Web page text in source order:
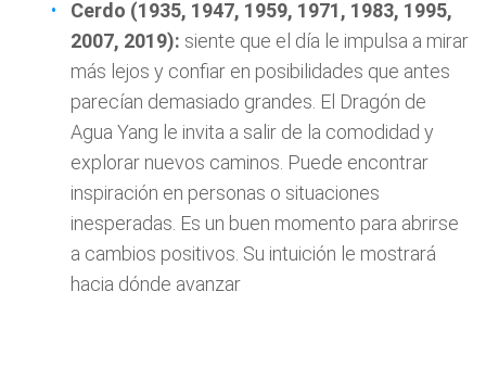
Cerdo (1935, 1947, 1959, 1971, 1983, 1995,
2007, 2019): siente que el día le impulsa a mirar
más lejos y confiar en posibilidades que antes
parecían demasiado grandes. El Dragón de
Agua Yang le invita a salir de la comodidad y
explorar nuevos caminos. Puede encontrar
inspiración en personas o situaciones
inesperadas. Es un buen momento para abrirse
a cambios positivos. Su intuición le mostrará
hacia dónde avanzar